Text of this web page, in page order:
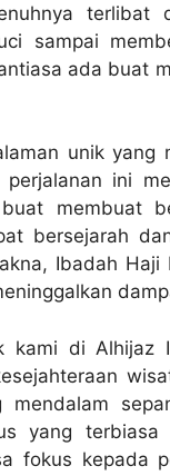
terlibat
sampai
ada buat
unik yang
ini
membuat
bersejarah
Ibadah Haji
kami di Alhijaz
yang terbiasa
fokus kepada